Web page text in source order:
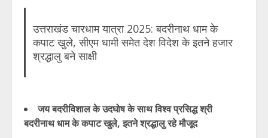
उत्तराखंड चारधाम यात्रा 2025: बदरीनाथ धाम के
कपाट खुले, सीएम धामी समेत देश विदेश के इतने हजार
श्रद्धालु बने साक्षी
जय बदरीविशाल के उदघोष के साथ विश्व प्रसिद्ध श्री
बदरीनाथ धाम के कपाट खुले, इतने श्रद्धालु रहे मौजूद